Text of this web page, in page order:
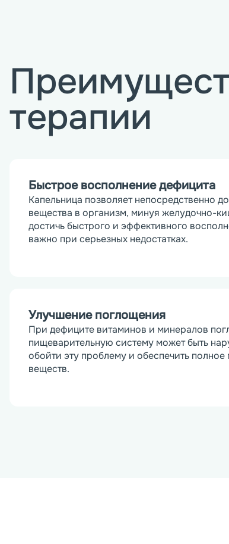
терапии
Быстрое восполнение дефицита
Капельница позволяет непосредственно
вещества в организм, минуя желудочно-
достичь быстрого и эффективного
важно при серьезных недостатках.
Улучшение поглощения
При дефиците витаминов и минералов
пищеварительную систему может быть
обойти эту проблему и обеспечить
веществ.